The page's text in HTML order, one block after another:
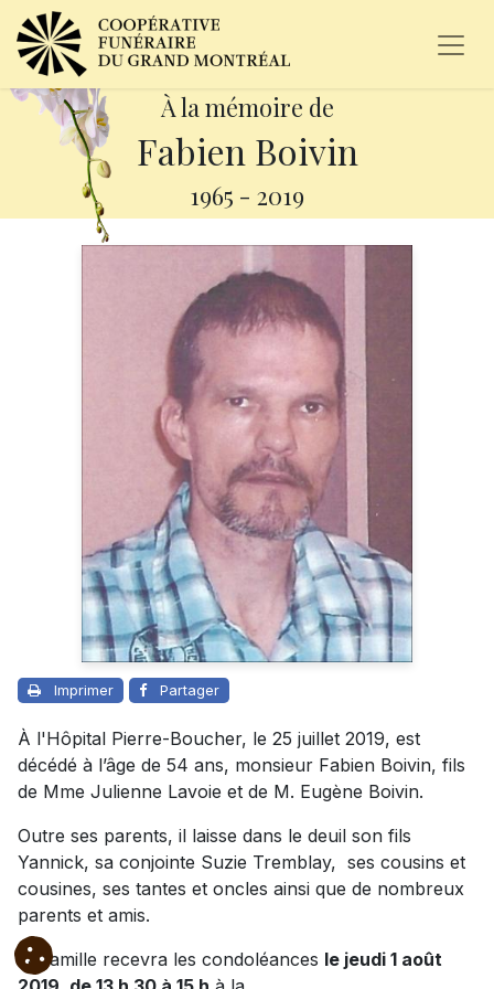
À la mémoire de
Fabien Boivin
1965 - 2019
Imprimer Partager
À l'Hôpital Pierre-Boucher, le 25 juillet 2019, est
décédé à l’âge de 54 ans, monsieur Fabien Boivin, fils
de Mme Julienne Lavoie et de M. Eugène Boivin.
Outre ses parents, il laisse dans le deuil son fils
Yannick, sa conjointe Suzie Tremblay, ses cousins et
cousines, ses tantes et oncles ainsi que de nombreux
parents et amis.
La famille recevra les condoléances le jeudi 1 août